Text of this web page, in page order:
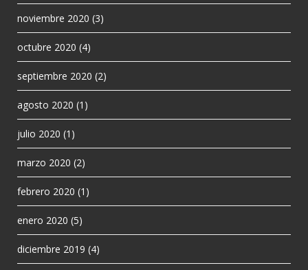
noviembre 2020 (3)
octubre 2020 (4)
septiembre 2020 (2)
agosto 2020 (1)
julio 2020 (1)
marzo 2020 (2)
febrero 2020 (1)
enero 2020 (5)
diciembre 2019 (4)